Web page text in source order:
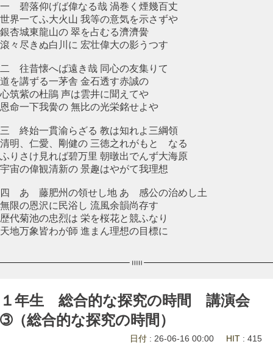
一 碧落仰げば偉なる哉 渦巻く煙幾百丈
世界一てふ大火山 我等の意気を示さずや
銀杏城東龍山の 翠を占むる濟濟黌
滾々尽きぬ白川に 宏壮偉大の影うつす
二 往昔懐へば遠き哉 同心の友集りて
道を講ずる一茅舎 金石透す赤誠の
心筑紫の杜鵑 声は雲井に聞えてや
恩命一下我黌の 無比の光栄銘せよや
三 終始一貫渝らざる 教は知れよ三綱領
清明、仁愛、剛健の 三徳之れがもとゝなる
ふりさけ見れば碧万里 朝暾出でんず大海原
宇宙の偉観清新の 景趣はやがて我理想
四 あゝ藤肥州の領せし地 あゝ感公の治めし土
無限の恩沢に民浴し 流風余韻尚存す
歴代菊池の忠烈は 栄を桜花と競ふなり
天地万象皆わが師 進まん理想の目標に
１年生 総合的な探究の時間 講演会
➂（総合的な探究の時間）
日付 : 26-06-16 00:00 HIT : 415